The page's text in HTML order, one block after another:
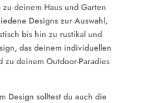
deinem Haus und Garten
Designs zur Auswahl,
bis hin zu rustikal und
das deinem individuellen
zu deinem Outdoor-Paradies
Design solltest du auch die